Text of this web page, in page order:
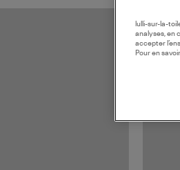
lulli-sur-la-
analyses, en
accepter
Pour en